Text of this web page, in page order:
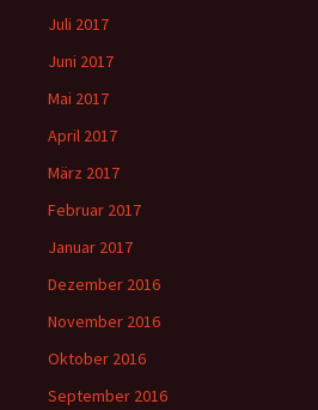
Juli 2017
Juni 2017
Mai 2017
April 2017
März 2017
Februar 2017
Januar 2017
Dezember 2016
November 2016
Oktober 2016
September 2016